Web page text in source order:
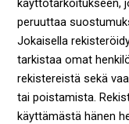
käyttötarkoitukseen,
peruuttaa
Jokaisella
tarkistaa omat
rekistereistä sekä
tai poistamista.
käyttämästä hänen